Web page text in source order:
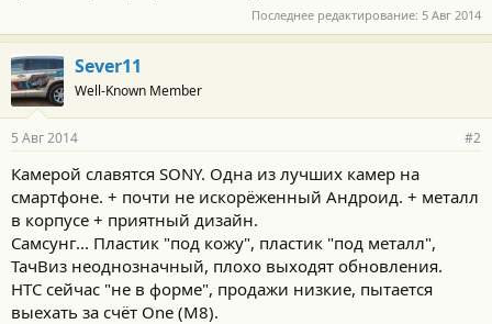
Последнее редактирование: 5 Авг 2014
Sever11
Well-Known Member
5 Авг 2014 #2
Камерой славятся SONY. Одна из лучших камер на
смартфоне. + почти не искорёженный Андроид. + металл
в корпусе + приятный дизайн.
Самсунг... Пластик "под кожу", пластик "под металл",
ТачВиз неоднозначный, плохо выходят обновления.
HTC сейчас "не в форме", продажи низкие, пытается
выехать за счёт One (M8).